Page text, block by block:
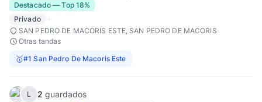
Destacado — Top 18%
Privado
··
SAN PEDRO DE MACORIS ESTE, SAN PEDRO DE MACORIS·
Otras tandas
🥇#1 San Pedro De Macoris Este
L 2 guardados